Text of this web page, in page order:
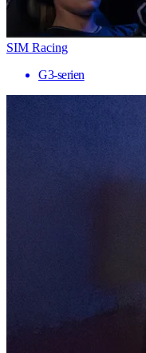
SIM Racing
G3-serien